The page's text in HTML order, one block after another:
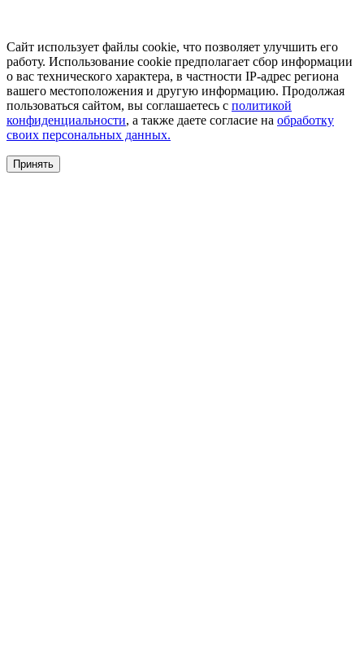
Сайт использует файлы cookie, что позволяет улучшить его
работу. Использование cookie предполагает сбор информации
о вас технического характера, в частности IP-адрес региона
вашего местоположения и другую информацию. Продолжая
пользоваться сайтом, вы соглашаетесь с политикой
конфиденциальности, а также даете согласие на обработку
своих персональных данных.
Принять